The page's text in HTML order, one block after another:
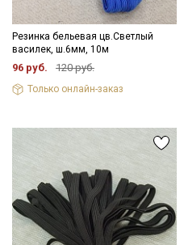
Резинка бельевая цв.Светлый
василек, ш.6мм, 10м
96 руб. 120 руб.
Только онлайн-заказ